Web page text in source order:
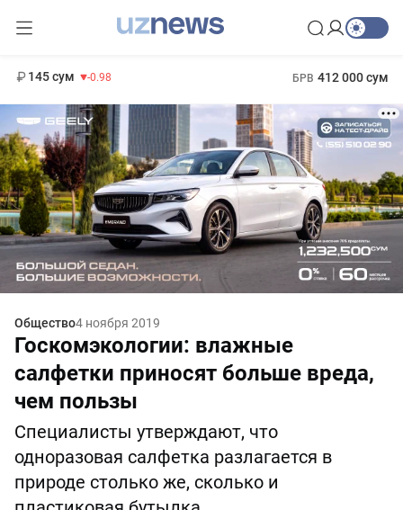
145 сум -0.98 БРВ 412 000 сум
Общество4 ноября 2019
Госкомэкологии: влажные
салфетки приносят больше вреда,
чем пользы
Специалисты утверждают, что
одноразовая салфетка разлагается в
природе столько же, сколько и